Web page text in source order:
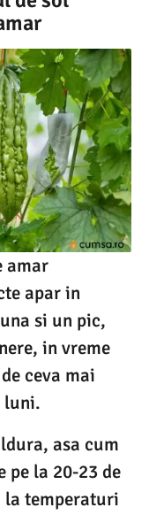
amar
apar in
si un pic,
in vreme
ceva mai
luni.
asa cum
pe la 20-23 de
la temperaturi